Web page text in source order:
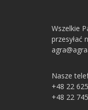
Wszelkie
przesyłać
Nasze
+48 22
+48 22